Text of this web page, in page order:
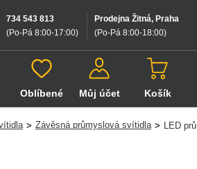
Prodejna Žitná, Praha
(Po-Pá 8:00-18:00)
734 543 813
(Po-Pá 8:00-17:00)
Oblíbené Můj účet Košík
> Závěsná průmyslová svítidla > LED